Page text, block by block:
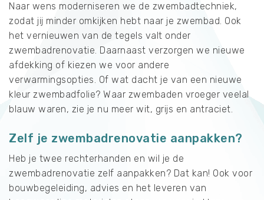
Naar wens moderniseren we de zwembadtechniek,
zodat jij minder omkijken hebt naar je zwembad. Ook
het vernieuwen van de tegels valt onder
zwembadrenovatie. Daarnaast verzorgen we nieuwe
afdekking of kiezen we voor andere
verwarmingsopties. Of wat dacht je van een nieuwe
kleur zwembadfolie? Waar zwembaden vroeger veelal
blauw waren, zie je nu meer wit, grijs en antraciet.
Zelf je zwembadrenovatie aanpakken?
Heb je twee rechterhanden en wil je de
zwembadrenovatie zelf aanpakken? Dat kan! Ook voor
bouwbegeleiding, advies en het leveren van